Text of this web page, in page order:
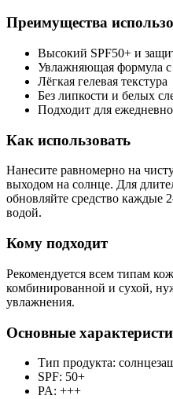
Преимущества
Высокий SPF50+ и
Увлажняющая формула с
Лёгкая гелевая текстура
Без липкости и белых
Подходит для
Как использовать
Нанесите равномерно на
выходом на солнце. Для
обновляйте средство каждые
водой.
Кому подходит
Рекомендуется всем типам
комбинированной и сухой,
увлажнения.
Основные
Тип продукта:
SPF: 50+
PA: +++